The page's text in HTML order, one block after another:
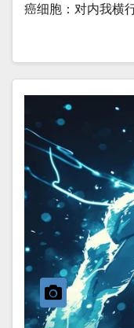
癌细胞：对内我横